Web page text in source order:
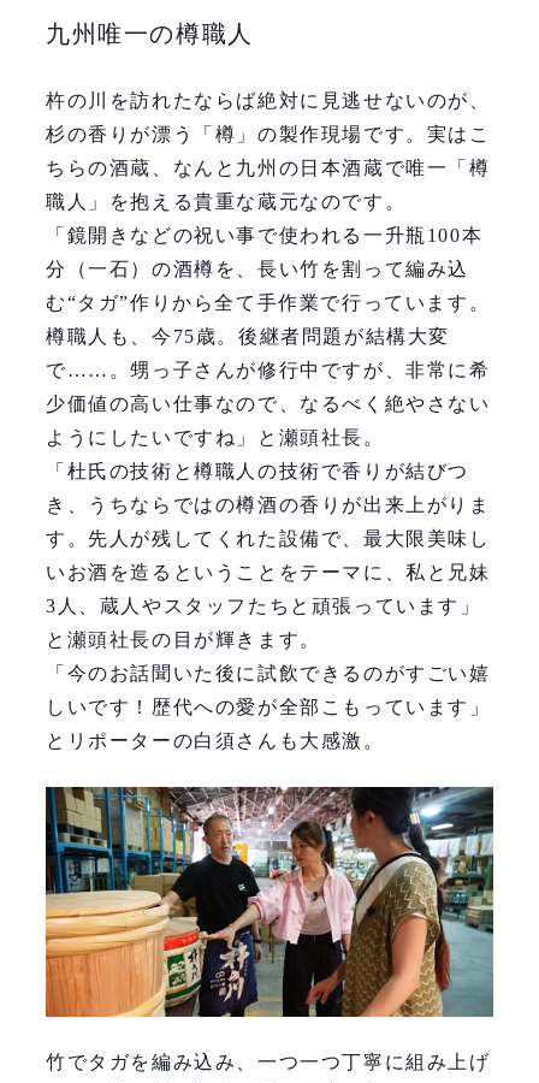
九州唯一の樽職人
杵の川を訪れたならば絶対に見逃せないのが、
杉の香りが漂う「樽」の製作現場です。実はこ
ちらの酒蔵、なんと九州の日本酒蔵で唯一「樽
職人」を抱える貴重な蔵元なのです。
「鏡開きなどの祝い事で使われる一升瓶100本
分（一石）の酒樽を、長い竹を割って編み込
む“タガ”作りから全て手作業で行っています。
樽職人も、今75歳。後継者問題が結構大変
で……。甥っ子さんが修行中ですが、非常に希
少価値の高い仕事なので、なるべく絶やさない
ようにしたいですね」と瀬頭社長。
「杜氏の技術と樽職人の技術で香りが結びつ
き、うちならではの樽酒の香りが出来上がりま
す。先人が残してくれた設備で、最大限美味し
いお酒を造るということをテーマに、私と兄妹
3人、蔵人やスタッフたちと頑張っています」
と瀬頭社長の目が輝きます。
「今のお話聞いた後に試飲できるのがすごい嬉
しいです！歴代への愛が全部こもっています」
とリポーターの白須さんも大感激。
竹でタガを編み込み、一つ一つ丁寧に組み上げ